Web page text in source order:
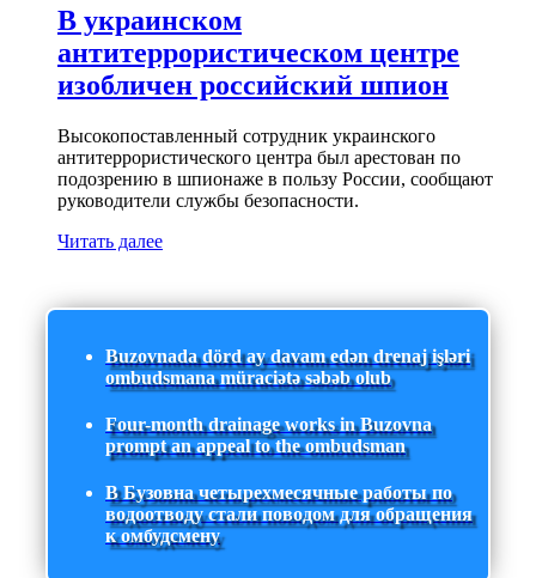
В украинском
антитеррористическом центре
изобличен российский шпион
Высокопоставленный сотрудник украинского
антитеррористического центра был арестован по
подозрению в шпионаже в пользу России, сообщают
руководители службы безопасности.
Читать далее
Buzovnada dörd ay davam edən drenaj işləri
ombudsmana müraciətə səbəb olub
Four-month drainage works in Buzovna
prompt an appeal to the ombudsman
В Бузовна четырехмесячные работы по
водоотводу стали поводом для обращения
к омбудсмену